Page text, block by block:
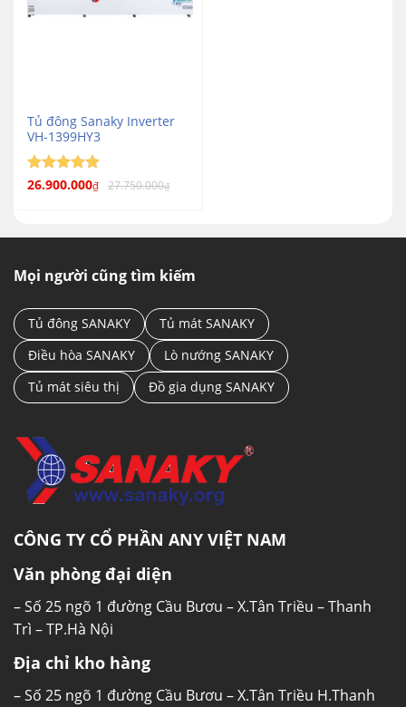
Tủ đông Sanaky Inverter
VH-1399HY3
Được xếp
26.900.000₫ 27.750.000₫
Mọi người cũng tìm kiếm
Tủ đông SANAKY
Tủ mát SANAKY
Điều hòa SANAKY
Lò nướng SANAKY
Tủ mát siêu thị
Đồ gia dụng SANAKY
CÔNG TY CỔ PHẦN ANY VIỆT NAM
Văn phòng đại diện
– Số 25 ngõ 1 đường Cầu Bươu – X.Tân Triều – Thanh
Trì – TP.Hà Nội
Địa chỉ kho hàng
– Số 25 ngõ 1 đường Cầu Bươu – X.Tân Triều H.Thanh